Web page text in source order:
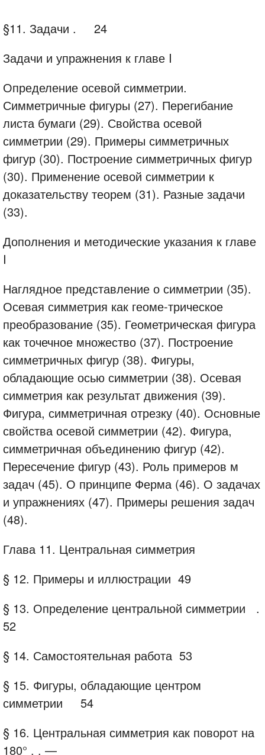
§11. Задачи .
24
Задачи и упражнения к главе I
Определение осевой симметрии.
Симметричные фигуры (27). Перегибание
листа бумаги (29). Свойства осевой
симметрии (29). Примеры симметричных
фигур (30). Построение симметричных фигур
(30). Применение осевой симметрии к
доказательству теорем (31). Разные задачи
(33).
Дополнения и методические указания к главе
I
Наглядное представление о симметрии (35).
Осевая симметрия как геоме-трическое
преобразование (35). Геометрическая фигура
как точечное множество (37). Построение
симметричных фигур (38). Фигуры,
обладающие осью симметрии (38). Осевая
симметрия как результат движения (39).
Фигура, симметричная отрезку (40). Основные
свойства осевой симметрии (42). Фигура,
симметричная объединению фигур (42).
Пересечение фигур (43). Роль примеров м
задач (45). О принципе Ферма (46). О задачах
и упражнениях (47). Примеры решения задач
(48).
Глава 11. Центральная симметрия
§ 12. Примеры и иллюстрации 49
§ 13. Определение центральной симметрии
.
52
§ 14. Самостоятельная работа 53
§ 15. Фигуры, обладающие центром
симметрии
54
§ 16. Центральная симметрия как поворот на
180° . . —